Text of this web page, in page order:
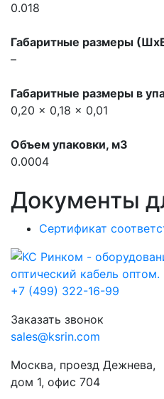
0.018
Габаритные размеры
–
Габаритные размеры в
0,20 x 0,18 x 0,01
Объем упаковки, м3
0.0004
Документы
Сертификат
+7 (499) 322-16-99
Заказать звонок
sales@ksrin.com
Москва, проезд Дежнева,
дом 1, офис 704